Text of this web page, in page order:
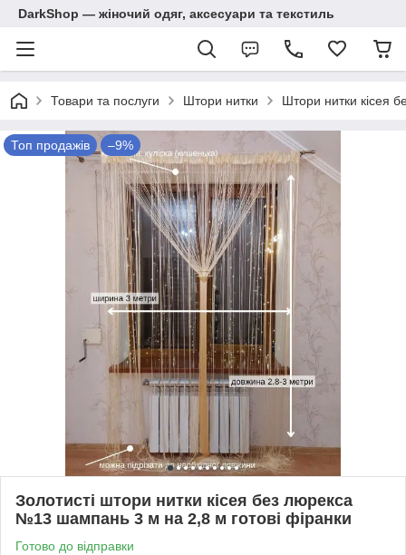
DarkShop — жіночий одяг, аксесуари та текстиль
Товари та послуги Штори нитки Штори нитки кісея
Топ продажів –9%
Золотисті штори нитки кісея без люрекса
№13 шампань 3 м на 2,8 м готові фіранки
Готово до відправки